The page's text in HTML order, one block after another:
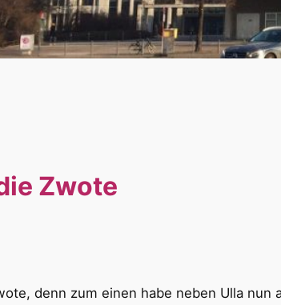
Zwote
denn zum einen habe neben Ulla